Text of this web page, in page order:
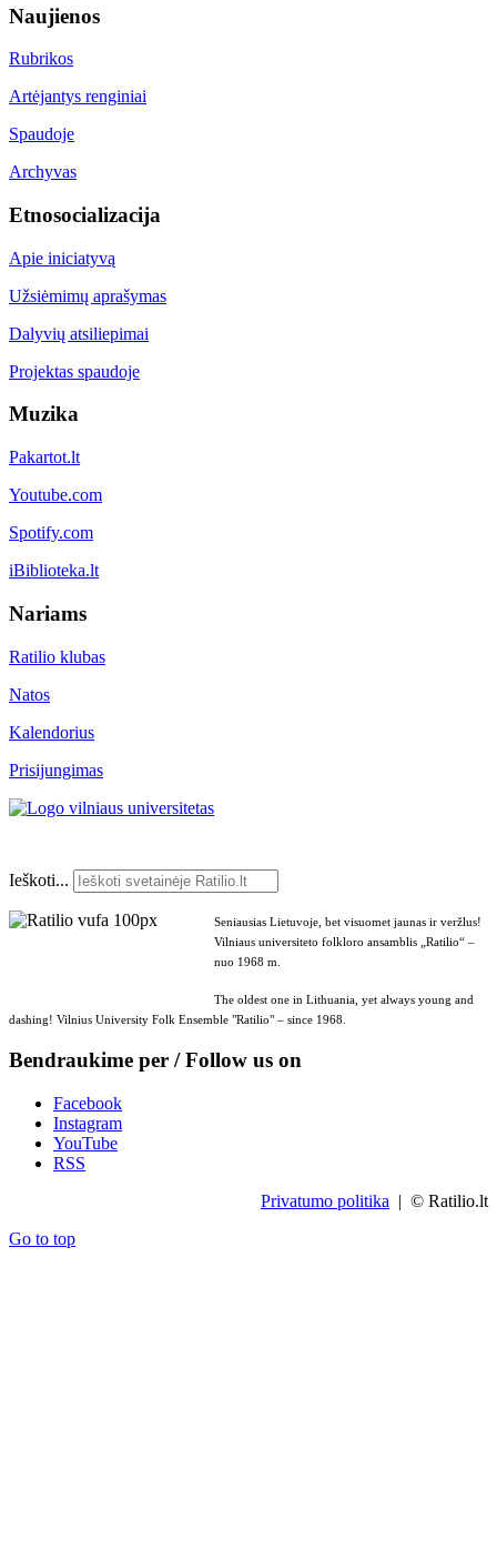
Naujienos
Rubrikos
Artėjantys renginiai
Spaudoje
Archyvas
Etnosocializacija
Apie iniciatyvą
Užsiėmimų aprašymas
Dalyvių atsiliepimai
Projektas spaudoje
Muzika
Pakartot.lt
Youtube.com
Spotify.com
iBiblioteka.lt
Nariams
Ratilio klubas
Natos
Kalendorius
Prisijungimas
Ieškoti...
Seniausias Lietuvoje, bet visuomet jaunas ir veržlus!
Vilniaus universiteto folkloro ansamblis „Ratilio“ –
nuo 1968 m.
The oldest one in Lithuania, yet always young and
dashing! Vilnius University Folk Ensemble "Ratilio" – since 1968.
Bendraukime per / Follow us on
Facebook
Instagram
YouTube
RSS
Privatumo politika | © Ratilio.lt
Go to top